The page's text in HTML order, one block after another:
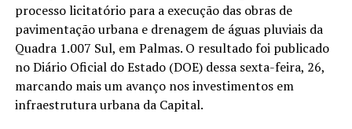
processo licitatório para a execução das obras de
pavimentação urbana e drenagem de águas pluviais da
Quadra 1.007 Sul, em Palmas. O resultado foi publicado
no Diário Oficial do Estado (DOE) dessa sexta-feira, 26,
marcando mais um avanço nos investimentos em
infraestrutura urbana da Capital.